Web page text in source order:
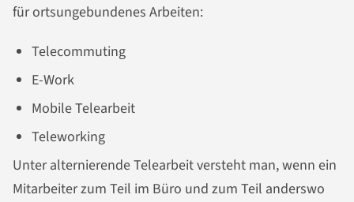
für ortsungebundenes Arbeiten:
Telecommuting
E-Work
Mobile Telearbeit
Teleworking
Unter alternierende Telearbeit versteht man, wenn ein
Mitarbeiter zum Teil im Büro und zum Teil anderswo